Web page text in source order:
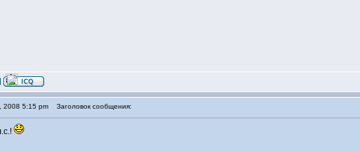
2008 5:15 pm Заголовок сообщения: